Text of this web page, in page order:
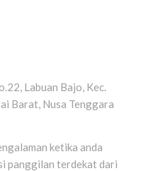
Labuan Bajo, Kec.
Barat, Nusa Tenggara
ketika anda
panggilan terdekat dari